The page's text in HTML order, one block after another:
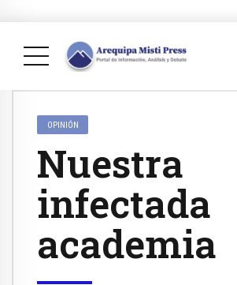
OPINIÓN
Nuestra
infectada
academia